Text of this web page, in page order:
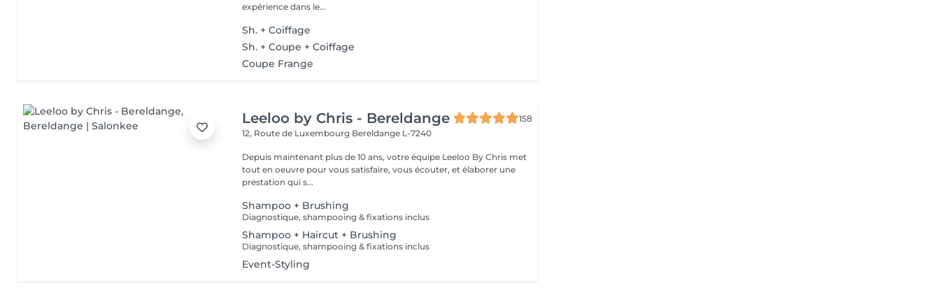
expérience dans le...
Sh. + Coiffage
Sh. + Coupe + Coiffage
Coupe Frange
Leeloo by Chris - Bereldange
158
12, Route de Luxembourg Bereldange L-7240
Depuis maintenant plus de 10 ans, votre équipe Leeloo By Chris met
tout en oeuvre pour vous satisfaire, vous écouter, et élaborer une
prestation qui s...
Shampoo + Brushing
Diagnostique, shampooing & fixations inclus
Shampoo + Haircut + Brushing
Diagnostique, shampooing & fixations inclus
Event-Styling